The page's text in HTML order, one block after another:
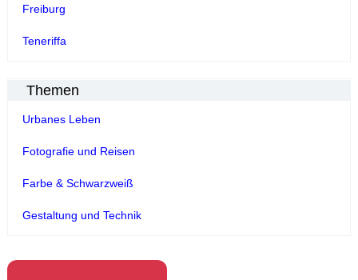
Freiburg
Teneriffa
Themen
Urbanes Leben
Fotografie und Reisen
Farbe & Schwarzweiß
Gestaltung und Technik